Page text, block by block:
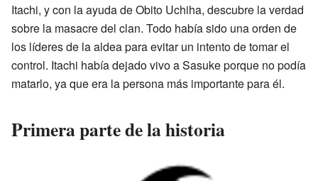
Itachi, y con la ayuda de Obito Uchiha, descubre la verdad
sobre la masacre del clan. Todo había sido una orden de
los líderes de la aldea para evitar un intento de tomar el
control. Itachi había dejado vivo a Sasuke porque no podía
matarlo, ya que era la persona más importante para él.
Primera parte de la historia